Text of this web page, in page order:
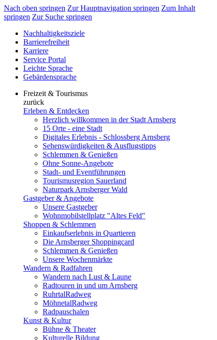
Nach oben springen Zur Hauptnavigation springen Zum Inhalt
springen Zur Suche springen
Nachhaltigkeitsziele
Barrierefreiheit
Karriere
Service Portal
Leichte Sprache
Gebärdensprache
Freizeit & Tourismus
zurück
Erleben & Entdecken
Herzlich willkommen in der Stadt Arnsberg
15 Orte - eine Stadt
Digitales Erlebnis - Schlossberg Arnsberg
Sehenswürdigkeiten & Ausflugstipps
Schlemmen & Genießen
Ohne Sonne-Angebote
Stadt- und Eventführungen
Tourismusregion Sauerland
Naturpark Arnsberger Wald
Gastgeber & Angebote
Unsere Gastgeber
Wohnmobilstellplatz "Altes Feld"
Shoppen & Schlemmen
Einkaufserlebnis in Quartieren
Die Arnsberger Shoppingcard
Schlemmen & Genießen
Unsere Wochenmärkte
Wandern & Radfahren
Wandern nach Lust & Laune
Radtouren in und um Arnsberg
RuhrtalRadweg
MöhnetalRadweg
Radpauschalen
Kunst & Kultur
Bühne & Theater
Kulturelle Bildung